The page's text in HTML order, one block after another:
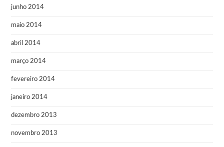
junho 2014
maio 2014
abril 2014
março 2014
fevereiro 2014
janeiro 2014
dezembro 2013
novembro 2013